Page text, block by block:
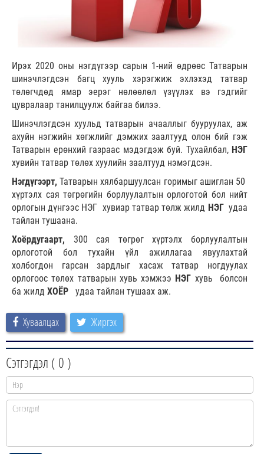
Ирэх 2020 оны нэгдүгээр сарын 1-ний өдрөөс Татварын
шинэчлэгдсэн багц хууль хэрэгжиж эхлэхэд татвар
төлөгчдөд ямар эерэг нөлөөлөл үзүүлэх вэ гэдгийг
цувралаар танилцуулж байгаа билээ.
Шинэчлэгдсэн хуульд татварын ачааллыг бууруулах, аж
ахуйн нэгжийн хөгжлийг дэмжих заалтууд олон бий гэж
Татварын ерөнхий газраас мэдэгдэж буй. Тухайлбал, НЭГ
хувийн татвар төлөх хуулийн заалтууд нэмэгдсэн.
Нэгдүгээрт,Татварын хялбаршуулсан горимыг ашиглан 50
хүртэлх сая төгрөгийн борлуулалтын орлоготой бол нийт
орлогын дүнгээс НЭГ хувиар татвар төлж жилд НЭГудаа
тайлан тушаана.
Хоёрдугаарт, 300 сая төгрөг хүртэлх борлуулалтын
орлоготой бол тухайн үйл ажиллагаа явуулахтай
холбогдон гарсан зардлыг хасаж татвар ногдуулах
орлогоос төлөх татварын хувь хэмжээ НЭГ хувь болсон
ба жилд ХОЁР удаа тайлан тушаах аж.
Хуваалцах Жиргэх
Сэтгэгдэл ( 0 )